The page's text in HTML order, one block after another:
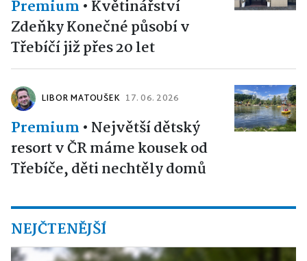
Premium • Květinářství
Zdeňky Konečné působí v
Třebíčí již přes 20 let
LIBOR MATOUŠEK 17. 06. 2026
Premium • Největší dětský
resort v ČR máme kousek od
Třebíče, děti nechtěly domů
NEJČTENĚJŠÍ